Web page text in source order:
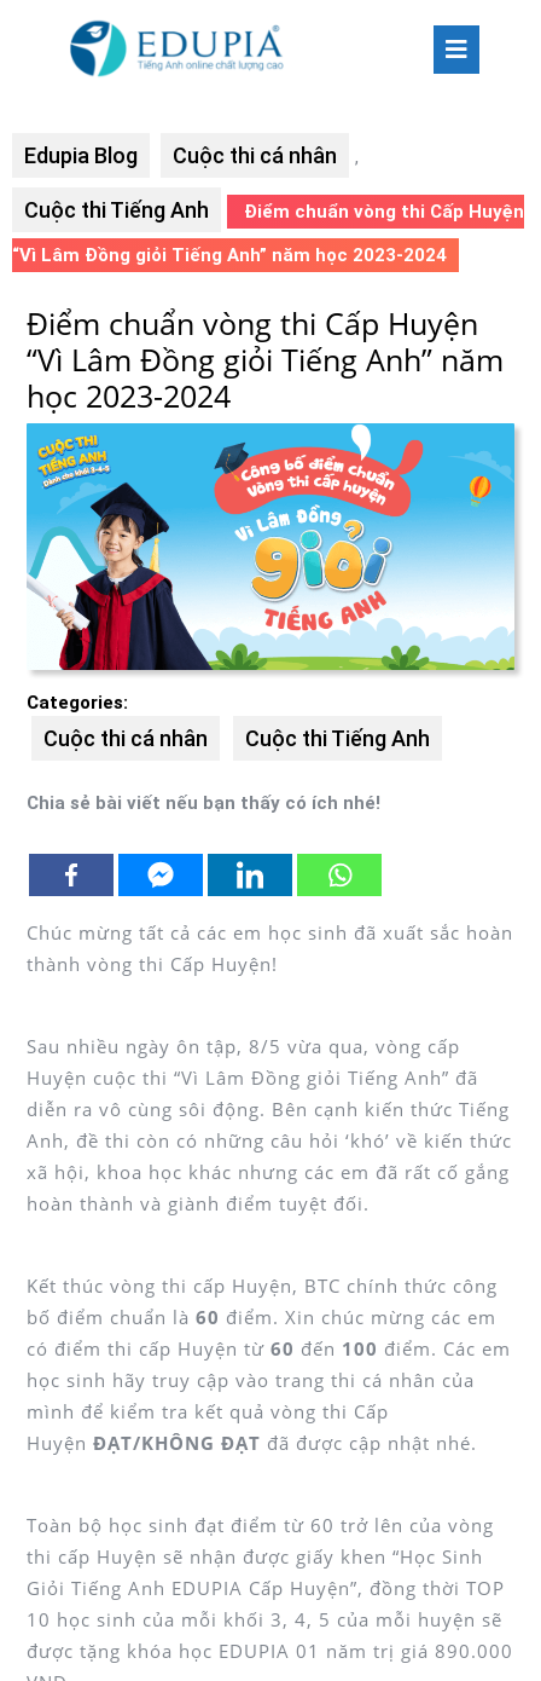
Edupia Blog Cuộc thi cá nhân ,
Cuộc thi Tiếng Anh
Điểm chuẩn vòng thi Cấp Huyện
“Vì Lâm Đồng giỏi Tiếng Anh” năm học 2023-2024
Điểm chuẩn vòng thi Cấp Huyện
“Vì Lâm Đồng giỏi Tiếng Anh” năm
học 2023-2024
Categories:
Cuộc thi cá nhân Cuộc thi Tiếng Anh
Chia sẻ bài viết nếu bạn thấy có ích nhé!
Chúc mừng tất cả các em học sinh đã xuất sắc hoàn
thành vòng thi Cấp Huyện!
Sau nhiều ngày ôn tập, 8/5 vừa qua, vòng cấp
Huyện cuộc thi “Vì Lâm Đồng giỏi Tiếng Anh” đã
diễn ra vô cùng sôi động. Bên cạnh kiến thức Tiếng
Anh, đề thi còn có những câu hỏi ‘khó’ về kiến thức
xã hội, khoa học khác nhưng các em đã rất cố gắng
hoàn thành và giành điểm tuyệt đối.
Kết thúc vòng thi cấp Huyện, BTC chính thức công
bố điểm chuẩn là 60 điểm. Xin chúc mừng các em
có điểm thi cấp Huyện từ 60 đến 100 điểm. Các em
học sinh hãy truy cập vào trang thi cá nhân của
mình để kiểm tra kết quả vòng thi Cấp
Huyện ĐẠT/KHÔNG ĐẠT đã được cập nhật nhé.
Toàn bộ học sinh đạt điểm từ 60 trở lên của vòng
thi cấp Huyện sẽ nhận được giấy khen “Học Sinh
Giỏi Tiếng Anh EDUPIA Cấp Huyện”, đồng thời TOP
10 học sinh của mỗi khối 3, 4, 5 của mỗi huyện sẽ
được tặng khóa học EDUPIA 01 năm trị giá 890.000